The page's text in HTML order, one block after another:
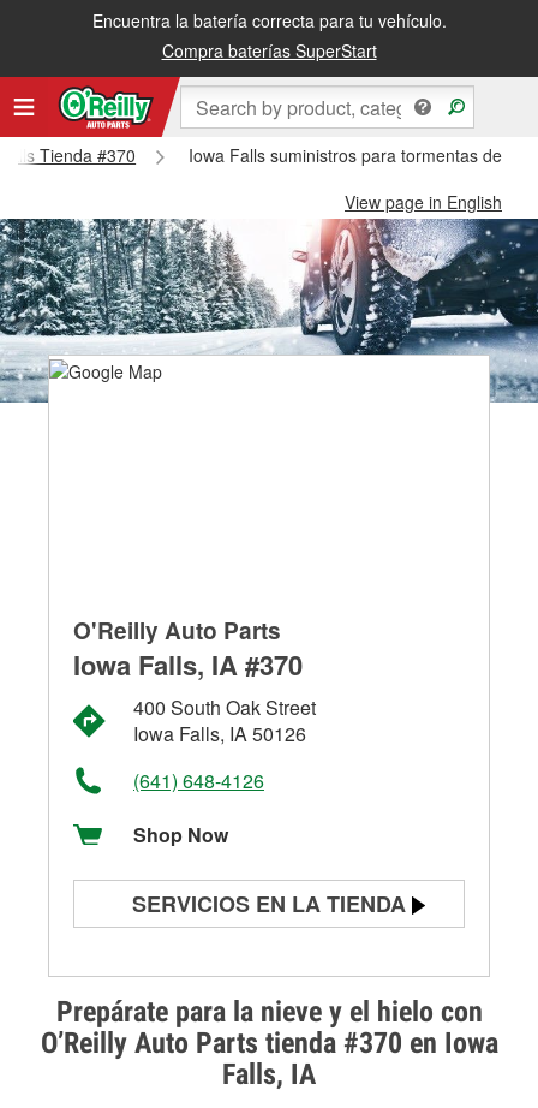
Encuentra la batería correcta para tu vehículo.
Compra baterías SuperStart
Tienda #370
Iowa Falls suministros para tormentas de
View page in English
Prepárate para la nieve y el hielo con
O’Reilly Auto Parts tienda #370 en Iowa
Falls, IA
O'Reilly Auto Parts
Iowa Falls, IA #370
400 South Oak Street
Iowa Falls, IA 50126
(641) 648-4126
Shop Now
SERVICIOS EN LA TIENDA
Prueba de alternadores y
arrancadores
Revisión de la luz "Check Engine"